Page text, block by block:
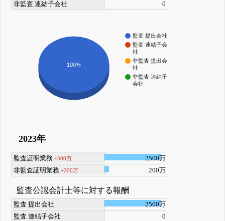
非監査 連結子会社
0
監査 提出会社
監査 連結子会
社
非監査 提出会
社
非監査 連結子
会社
100%
2023年
監査証明業務+300万
2500万
非監査証明業務+200万 200万
監査公認会計士等に対する報酬
監査 提出会社
2500万
監査 連結子会社
0